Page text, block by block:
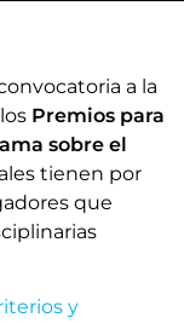
a la
Premios para
sobre el
tienen por
que
y